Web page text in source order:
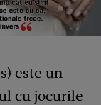
este un
cu jocurile